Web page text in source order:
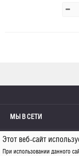
Этот веб-сайт
При использовании данного
МЫ В СЕТИ
КОНТАКТЫ